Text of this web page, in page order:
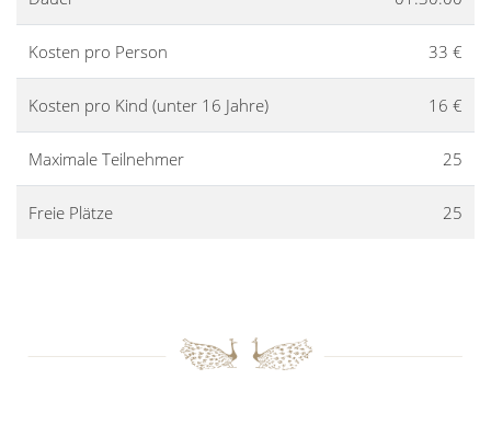
Kosten pro Person 33 €
Kosten pro Kind (unter 16 Jahre) 16 €
Maximale Teilnehmer 25
Freie Plätze 25